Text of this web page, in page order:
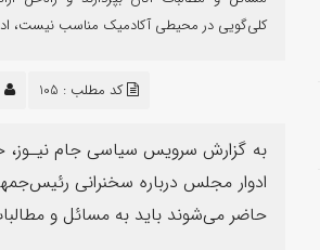
کلی‌گویی در محیطی آکادمیک مناسب نیست،
کد مطلب : 105
به گزارش سرویس سیاسی جام نیـوز،
ادوار مجلس درباره سخنرانی
حاضر می‌شوند باید به مسائل و مطالبات